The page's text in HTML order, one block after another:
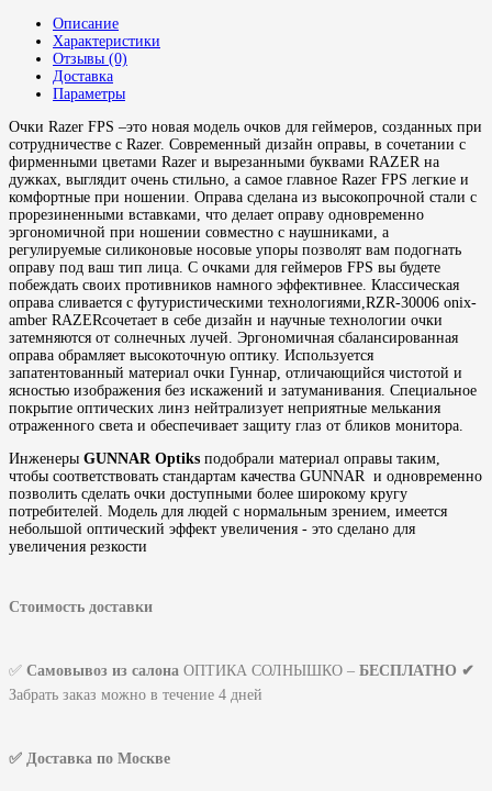
Описание
Характеристики
Отзывы (0)
Доставка
Параметры
Очки Razer FPS –это новая модель очков для геймеров, созданных при
сотрудничестве с Razer. Современный дизайн оправы, в сочетании с
фирменными цветами Razer и вырезанными буквами RAZER на
дужках, выглядит очень стильно, а самое главное Razer FPS легкие и
комфортные при ношении. Оправа сделана из высокопрочной стали с
прорезиненными вставками, что делает оправу одновременно
эргономичной при ношении совместно с наушниками, а
регулируемые силиконовые носовые упоры позволят вам подогнать
оправу под ваш тип лица. C очками для геймеров FPS вы будете
побеждать своих противников намного эффективнее. Классическая
оправа сливается с футуристическими технологиями,RZR-30006 onix-
amber RAZERсочетает в себе дизайн и научные технологии очки
затемняются от солнечных лучей. Эргономичная сбалансированная
оправа обрамляет высокоточную оптику. Используется
запатентованный материал очки Гуннар, отличающийся чистотой и
ясностью изображения без искажений и затуманивания. Специальное
покрытие оптических линз нейтрализует неприятные мелькания
отраженного света и обеспечивает защиту глаз от бликов монитора.
Инженеры GUNNAR Optiks подобрали материал оправы таким,
чтобы соответствовать стандартам качества GUNNAR и одновременно
позволить сделать очки доступными более широкому кругу
потребителей. Модель для людей с нормальным зрением, имеется
небольшой оптический эффект увеличения - это сделано для
увеличения резкости
Стоимость доставки
✅ Самовывоз из салона ОПТИКА СОЛНЫШКО – БЕСПЛАТНО ✔
Забрать заказ можно в течение 4 дней
✅ Доставка по Москве